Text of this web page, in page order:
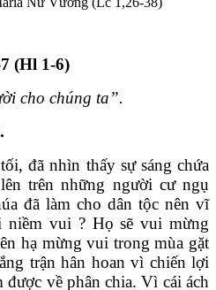
(Hl 1-6)
cho chúng ta”.
đã nhìn thấy sự sáng chứa
trên những người cư ngụ
đã làm cho dân tộc nên vĩ
niềm vui ? Họ sẽ vui mừng
hạ mừng vui trong mùa gặt
trận hân hoan vì chiến lợi
được về phân chia. Vì cái ách